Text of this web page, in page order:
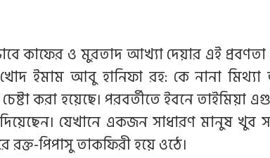
কাফের ও মুরতাদ আখ্যা দেয়ার এই
ইমাম আবু হানিফা রহ: কে নানা মিথ্যা
করা হয়েছে। পরবর্তীতে ইবনে তাইমিয়া
যেখানে একজন সাধারণ মানুষ খুব
রক্ত-পিপাসু তাকফিরী হয়ে ওঠে।